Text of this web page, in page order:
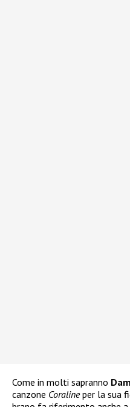
Come in molti sapranno
canzone Coralineper la sua